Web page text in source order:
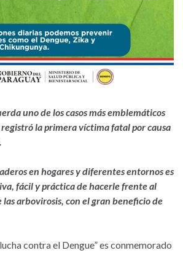
uno de los casos más emblemáticos
registró la primera víctima fatal por causa
en hogares y diferentes entornos es
fácil y práctica de hacerle frente al
arbovirosis, con el gran beneficio de
contra el Dengue” es conmemorado